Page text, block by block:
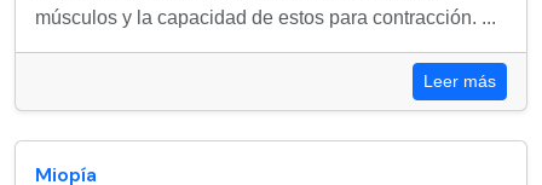
músculos y la capacidad de estos para contracción. ...
Leer más
Miopía